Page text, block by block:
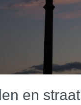
en